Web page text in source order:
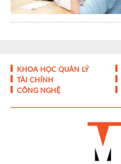
KHOA HỌC QUẢN LÝ
TÀI CHÍNH
CÔNG NGHỆ